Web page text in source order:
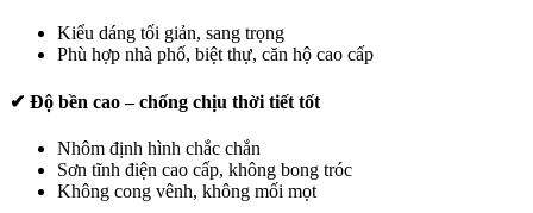
Kiểu dáng tối giản, sang trọng
Phù hợp nhà phố, biệt thự, căn hộ cao cấp
✔ Độ bền cao – chống chịu thời tiết tốt
Nhôm định hình chắc chắn
Sơn tĩnh điện cao cấp, không bong tróc
Không cong vênh, không mối mọt